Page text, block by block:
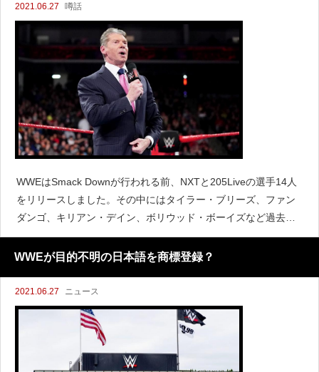
2021.06.27 噂話
WWEはSmack Downが行われる前、NXTと205Liveの選手14人
をリリースしました。その中にはタイラー・ブリーズ、ファン
ダンゴ、キリアン・デイン、ボリウッド・ボーイズなど過去に
メインロスターで活躍した選手も多く含まれていました。WWE
社長のニック・カーンはこの日に行われた
WWEが目的不明の日本語を商標登録？
2021.06.27 ニュース